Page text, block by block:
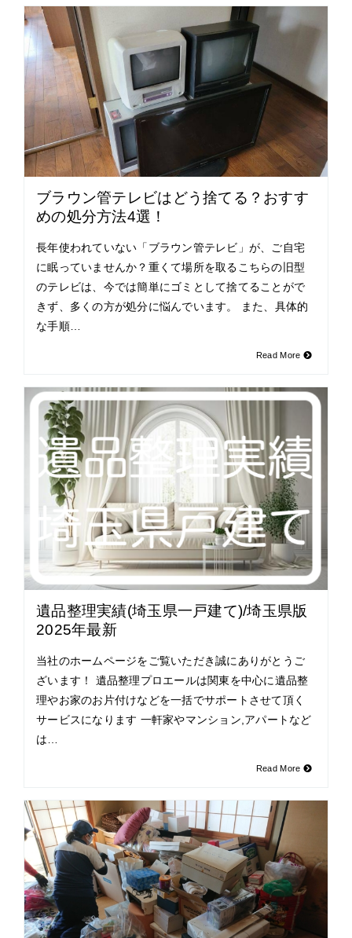
ブラウン管テレビはどう捨てる？おすす
めの処分方法4選！
長年使われていない「ブラウン管テレビ」が、ご自宅
に眠っていませんか？重くて場所を取るこちらの旧型
のテレビは、今では簡単にゴミとして捨てることがで
きず、多くの方が処分に悩んでいます。 また、具体的
な手順…
Read More
遺品整理実績(埼玉県一戸建て)/埼玉県版
2025年最新
当社のホームページをご覧いただき誠にありがとうご
ざいます！ 遺品整理プロエールは関東を中心に遺品整
理やお家のお片付けなどを一括でサポートさせて頂く
サービスになります 一軒家やマンション,アパートなど
は…
Read More